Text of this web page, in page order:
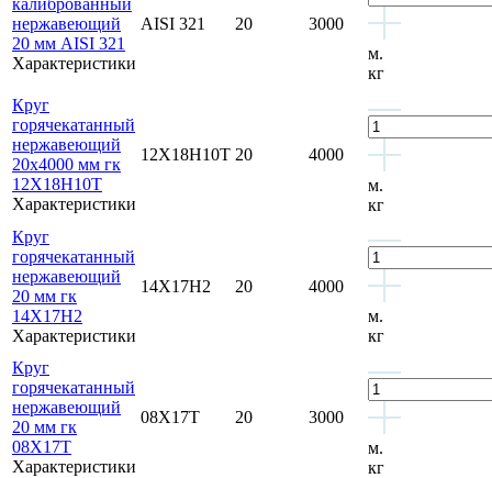
нержавеющий
20 мм AISI 321
Характеристики
AISI 321 20
3000
м.
кг
Круг
горячекатанный
нержавеющий
20х4000 мм гк
12Х18Н10Т
Характеристики
12Х18Н10Т 20
4000
м.
кг
Круг
горячекатанный
нержавеющий
20 мм гк
14Х17Н2
Характеристики
14Х17Н2 20
4000
м.
кг
Круг
горячекатанный
нержавеющий
20 мм гк
08Х17Т
Характеристики
08Х17Т 20
3000
м.
кг